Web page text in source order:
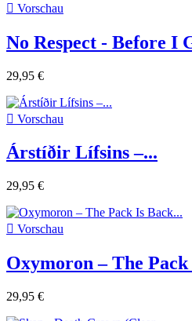
 Vorschau
No Respect - Before I
29,95 €
 Vorschau
Árstíðir Lífsins –...
29,95 €
 Vorschau
Oxymoron – The Pack
29,95 €